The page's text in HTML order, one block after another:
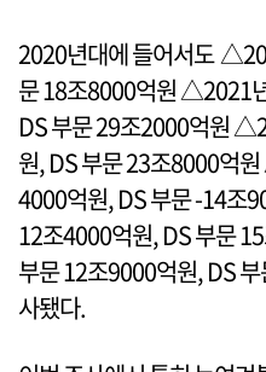
2020년대에 들어서도
문 18조8000억원 △2021
DS 부문 29조2000억원
원, DS 부문 23조8000억
4000억원, DS 부문 -14조
12조4000억원, DS 부문
부문 12조9000억원, DS
사됐다.